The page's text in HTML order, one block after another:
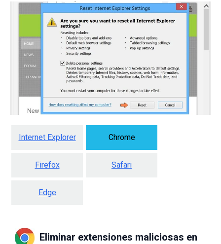
Internet Explorer Chrome
Firefox Safari
Edge
Eliminar extensiones maliciosas en